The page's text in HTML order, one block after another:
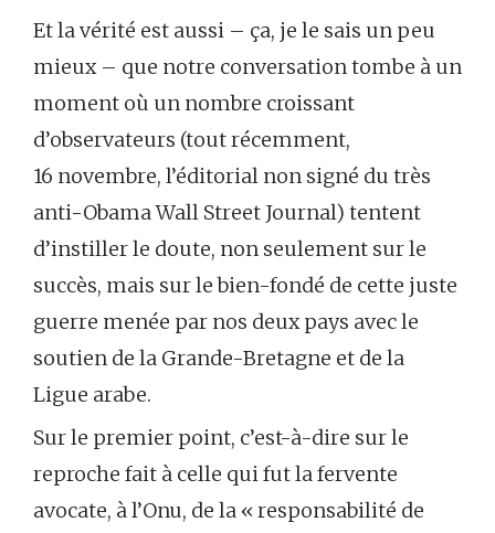
Et la vérité est aussi – ça, je le sais un peu
mieux – que notre conversation tombe à un
moment où un nombre croissant
d’observateurs (tout récemment,
16 novembre, l’éditorial non signé du très
anti-Obama Wall Street Journal) tentent
d’instiller le doute, non seulement sur le
succès, mais sur le bien-fondé de cette juste
guerre menée par nos deux pays avec le
soutien de la Grande-Bretagne et de la
Ligue arabe.
Sur le premier point, c’est-à-dire sur le
reproche fait à celle qui fut la fervente
avocate, à l’Onu, de la « responsabilité de